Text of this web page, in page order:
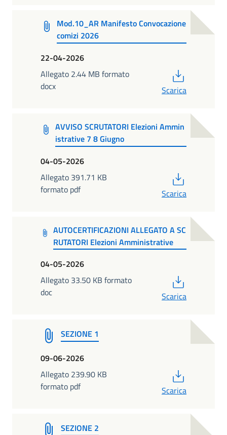
Mod.10_AR Manifesto Convocazione
comizi 2026
22-04-2026
Allegato 2.44 MB formato
docx
Scarica
AVVISO SCRUTATORI Elezioni Ammin
istrative 7 8 Giugno
04-05-2026
Allegato 391.71 KB
formato pdf
Scarica
AUTOCERTIFICAZIONI ALLEGATO A SC
RUTATORI Elezioni Amministrative
04-05-2026
Allegato 33.50 KB formato
doc
Scarica
SEZIONE 1
09-06-2026
Allegato 239.90 KB
formato pdf
Scarica
SEZIONE 2